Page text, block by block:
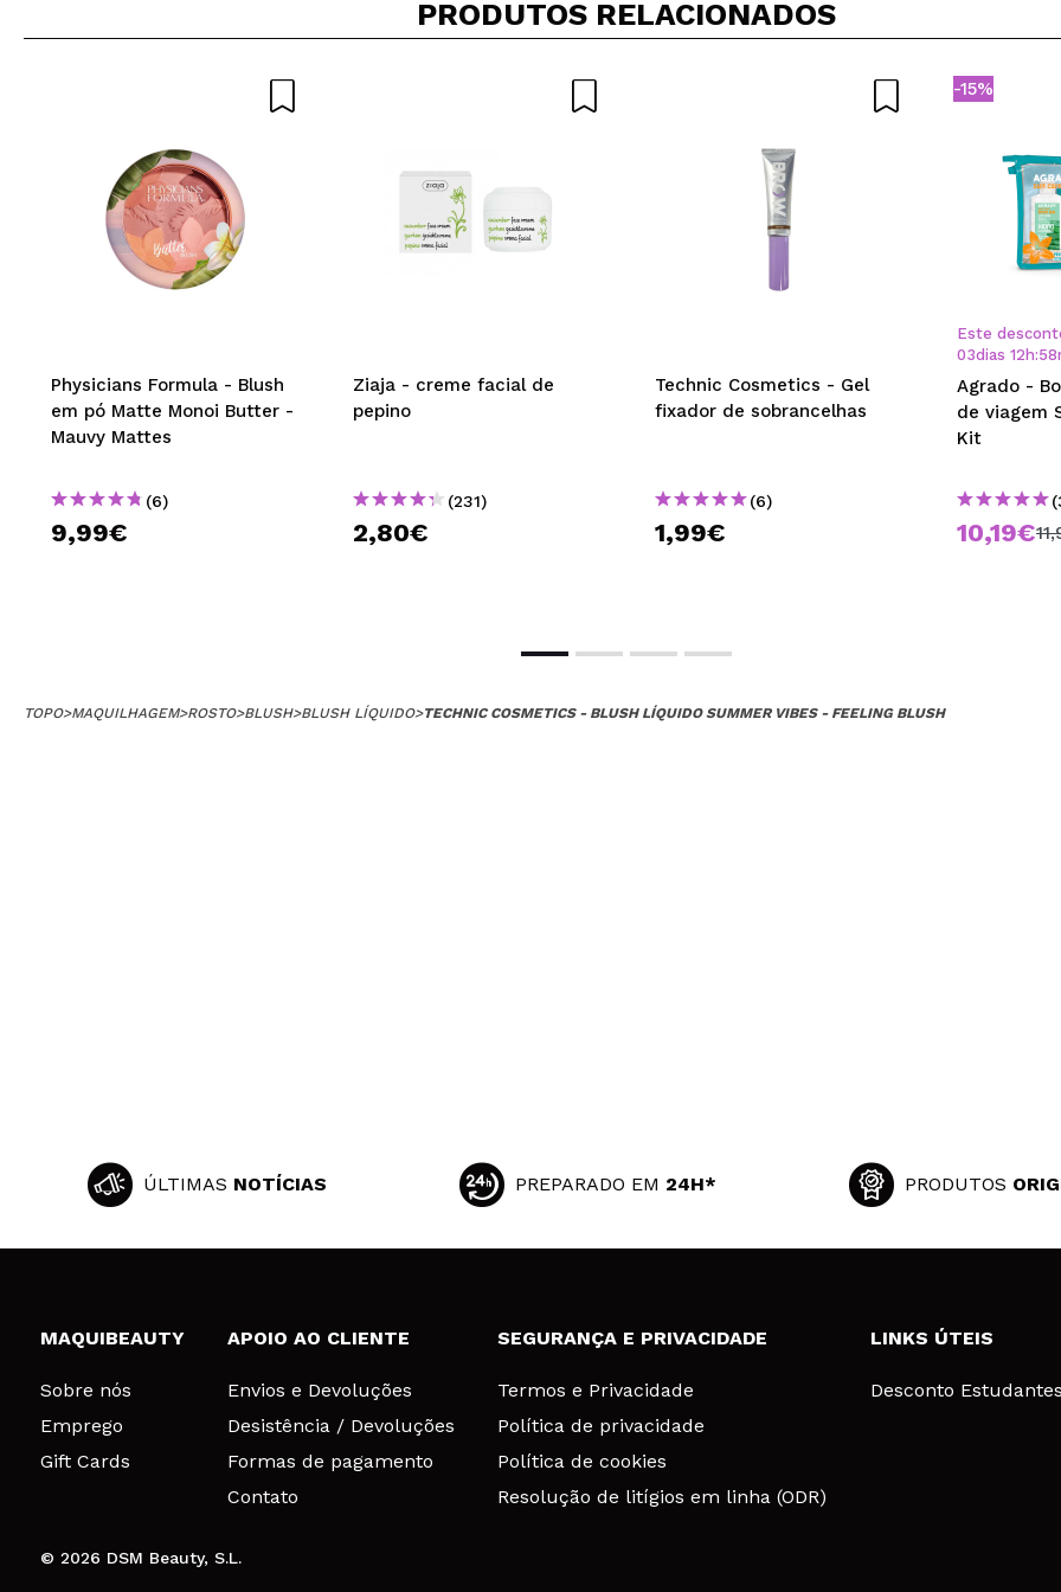
PRODUTOS RELACIONADOS
Physicians Formula - Blush
em pó Matte Monoi Butter -
Mauvy Mattes
(6)
9,99€
Ziaja - creme facial de
pepino
(231)
2,80€
Technic Cosmetics - Gel
fixador de sobrancelhas
(6)
1,99€
-15%
Este
03dias 12 h:58
Agrado -
de viagem
Kit
10,19€
TOPO>MAQUILHAGEM>ROSTO>BLUSH>BLUSH LÍQUIDO>TECHNIC COSMETICS - BLUSH LÍQUIDO SUMMER VIBES - FEELING BLUSH
ÚLTIMAS NOTÍCIAS PREPARADO EM 24H* PRODUTOS
MAQUIBEAUTY
Sobre nós
Emprego
Gift Cards
APOIO AO CLIENTE
Envios e Devoluções
Desistência / Devoluções
Formas de pagamento
Contato
SEGURANÇA E PRIVACIDADE
Termos e Privacidade
Política de privacidade
Política de cookies
Resolução de litígios em linha (ODR)
LINKS ÚTEIS
Desconto Estudantes
© 2026 DSM Beauty, S.L.